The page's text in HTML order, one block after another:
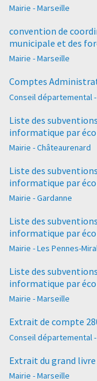
Mairie - Marseille
convention de
municipale et des
Mairie - Marseille
Comptes
Conseil départemental
Liste des
informatique par
Mairie - Châteaurenard
Liste des
informatique par
Mairie - Gardanne
Liste des
informatique par
Mairie - Les Pennes-
Liste des
informatique par
Mairie - Marseille
Extrait de compte
Conseil départemental
Extrait du grand
Mairie - Marseille